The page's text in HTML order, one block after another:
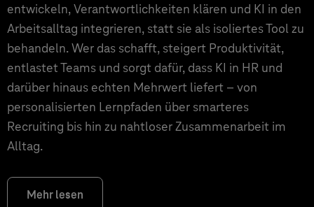
entwickeln, Verantwortlichkeiten klären und KI in den
Arbeitsalltag integrieren, statt sie als isoliertes Tool zu
behandeln. Wer das schafft, steigert Produktivität,
entlastet Teams und sorgt dafür, dass KI in HR und
darüber hinaus echten Mehrwert liefert – von
personalisierten Lernpfaden über smarteres
Recruiting bis hin zu nahtloser Zusammenarbeit im
Alltag.
Mehr lesen